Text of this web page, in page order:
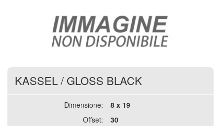
KASSEL/ GLOSS BLACK
Dimensione:
8 x 19
Offset:
30